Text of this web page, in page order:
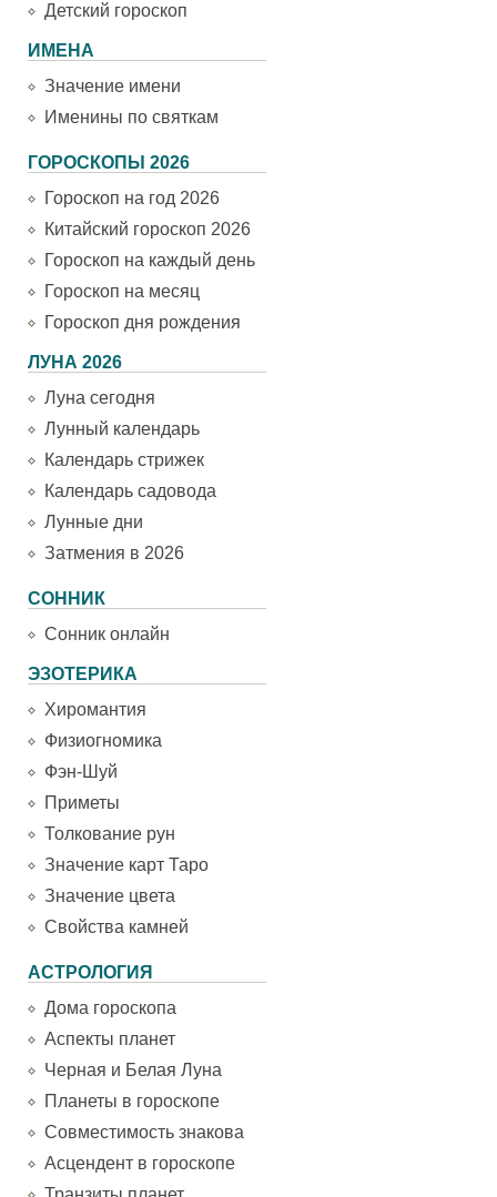
Детский гороскоп
ИМЕНА
Значение имени
Именины по святкам
ГОРОСКОПЫ 2026
Гороскоп на год 2026
Китайский гороскоп 2026
Гороскоп на каждый день
Гороскоп на месяц
Гороскоп дня рождения
ЛУНА 2026
Луна сегодня
Лунный календарь
Календарь стрижек
Календарь садовода
Лунные дни
Затмения в 2026
СОННИК
Сонник онлайн
ЭЗОТЕРИКА
Хиромантия
Физиогномика
Фэн-Шуй
Приметы
Толкование рун
Значение карт Таро
Значение цвета
Свойства камней
АСТРОЛОГИЯ
Дома гороскопа
Аспекты планет
Черная и Белая Луна
Планеты в гороскопе
Совместимость знакова
Асцендент в гороскопе